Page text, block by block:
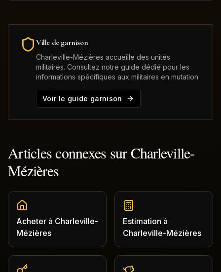
Ville de garnison
Charleville-Mézières accueille des unités
militaires. Consultez notre guide dédié pour les
informations spécifiques aux militaires en mutation.
Voir le guide garnison
Articles connexes surCharleville-
Mézières
Acheter à Charleville-
Mézières
Estimation à
Charleville-Mézières